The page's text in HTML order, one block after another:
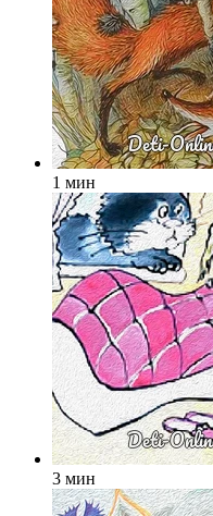
1 мин
3 мин